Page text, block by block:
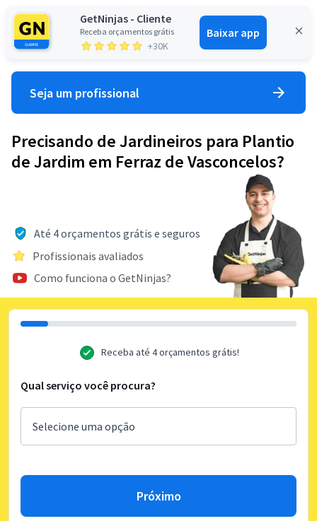
GetNinjas - Cliente
Receba orçamentos grátis
+30K
Baixar app
Entrar
Seja um profissional
Precisando de Jardineiros para Plantio
de Jardim em Ferraz de Vasconcelos?
Até 4 orçamentos grátis e seguros
Profissionais avaliados
Como funciona o GetNinjas?
Receba até 4 orçamentos grátis!
Qual serviço você procura?
Próximo